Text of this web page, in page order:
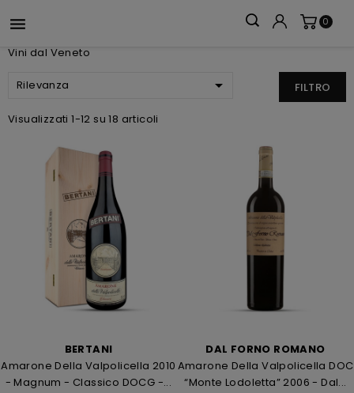
 0
Vini dal Veneto
Rilevanza  FILTRO
Visualizzati 1-12 su 18 articoli
BERTANI
Amarone Della Valpolicella 2010
- Magnum - Classico DOCG -...
DAL FORNO ROMANO
Amarone Della Valpolicella DOC
“Monte Lodoletta” 2006 - Dal...